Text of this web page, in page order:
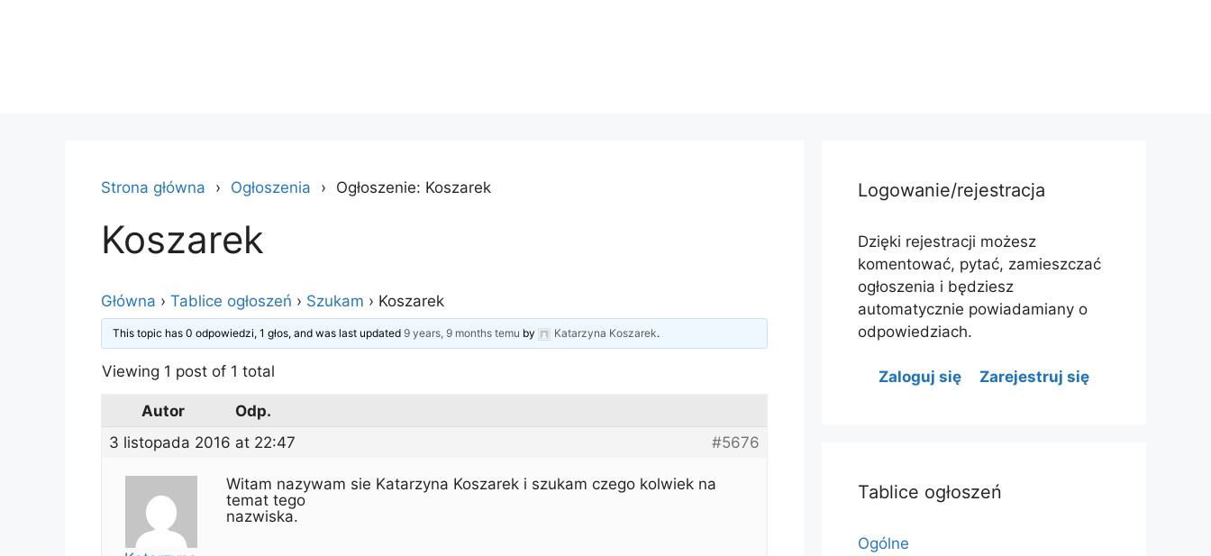
Strona główna Ogłoszenia Ogłoszenie: Koszarek
Koszarek
Główna › Tablice ogłoszeń › Szukam › Koszarek
This topic has 0 odpowiedzi, 1 głos, and was last updated9 years, 9 months temu by Katarzyna Koszarek.
Viewing 1 post of 1 total
Autor
Odp.
3 listopada 2016 at 22:47
#5676
Witam nazywam sie Katarzyna Koszarek i szukam czego kolwiek na
temat tego
nazwiska.
Logowanie/rejestracja
Dzięki rejestracji możesz
komentować, pytać, zamieszczać
ogłoszenia i będziesz
automatycznie powiadamiany o
odpowiedziach.
Zaloguj się Zarejestruj się
Tablice ogłoszeń
Ogólne